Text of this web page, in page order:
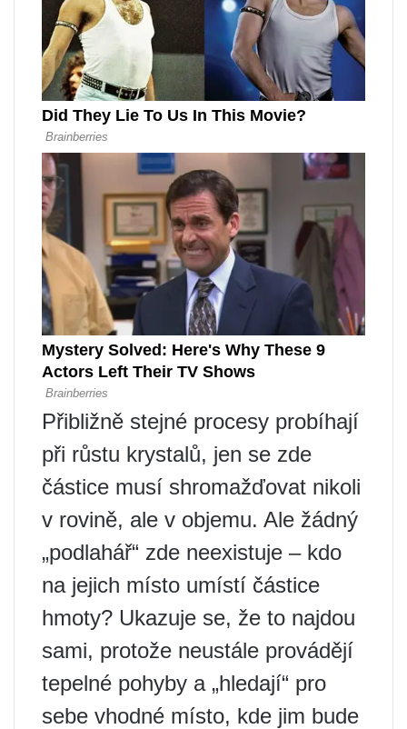
Přibližně stejné procesy probíhají
při růstu krystalů, jen se zde
částice musí shromažďovat nikoli
v rovině, ale v objemu. Ale žádný
„podlahář“ zde neexistuje – kdo
na jejich místo umístí částice
hmoty? Ukazuje se, že to najdou
sami, protože neustále provádějí
tepelné pohyby a „hledají“ pro
sebe vhodné místo, kde jim bude